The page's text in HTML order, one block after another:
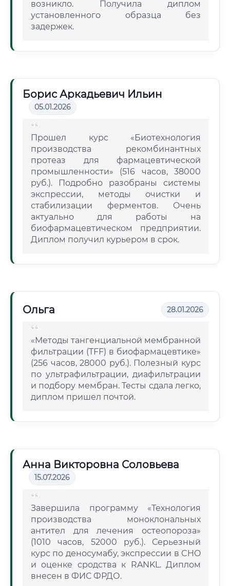
возникло. Получила диплом
установленного образца без
задержек.
Борис Аркадьевич Ильин
05.01.2026
Прошел курс «Биотехнология
производства рекомбинантных
протеаз для фармацевтической
промышленности» (516 часов, 38000
руб.). Подробно разобраны системы
экспрессии, методы очистки и
стабилизации ферментов. Очень
актуально для работы на
биофармацевтическом предприятии.
Диплом получил курьером в срок.
Ольга 28.01.2026
«Методы тангенциальной мембранной
фильтрации (TFF) в биофармацевтике»
(256 часов, 28000 руб.). Полезный курс
по ультрафильтрации, диафильтрации
и подбору мембран. Тесты сдала легко,
диплом пришел почтой.
Анна Викторовна Соловьева
15.07.2026
Завершила программу «Технология
производства моноклональных
антител для лечения остеопороза»
(1010 часов, 52000 руб.). Серьезный
курс по деносумабу, экспрессии в CHO
и оценке сродства к RANKL. Диплом
внесен в ФИС ФРДО.